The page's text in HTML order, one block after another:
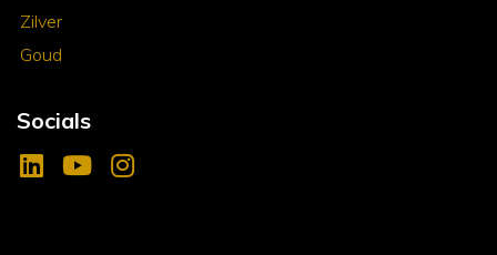
Zilver
Goud
Socials